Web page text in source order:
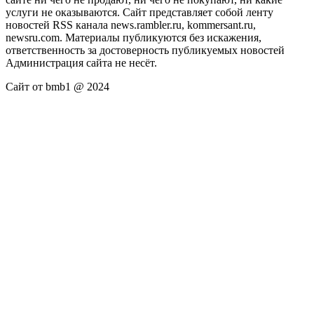
услуги не оказываются. Сайт представляет собой ленту
новостей RSS канала news.rambler.ru, kommersant.ru,
newsru.com. Материалы публикуются без искажения,
ответственность за достоверность публикуемых новостей
Администрация сайта не несёт.
Сайт от bmb1 @ 2024